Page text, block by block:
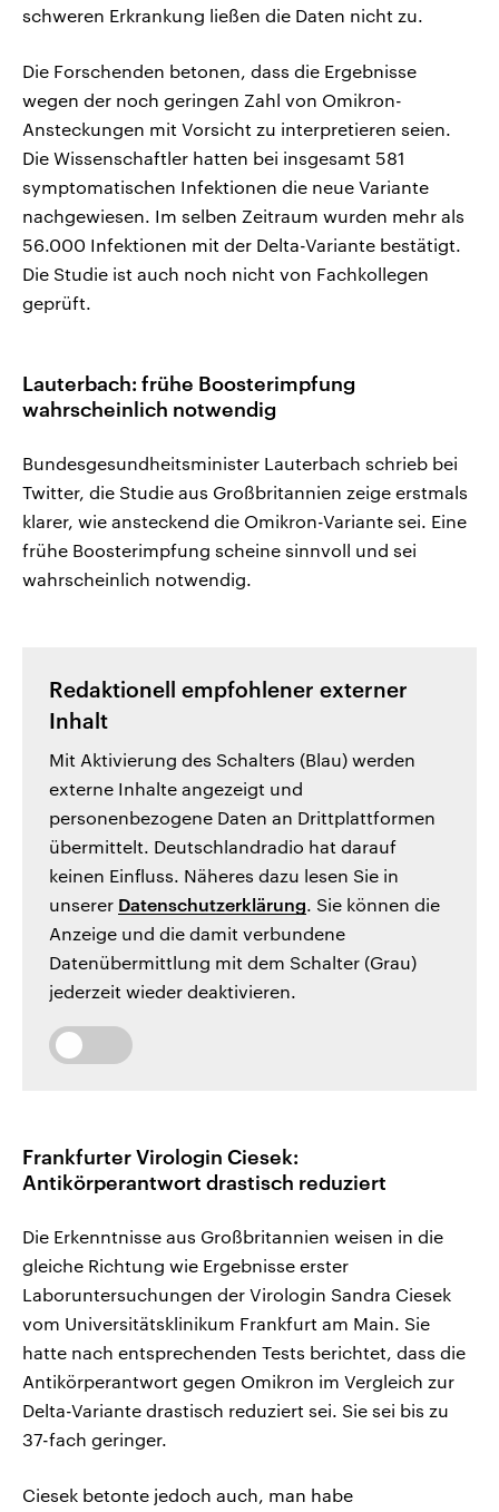
schweren Erkrankung ließen die Daten nicht zu.
Die Forschenden betonen, dass die Ergebnisse
wegen der noch geringen Zahl von Omikron-
Ansteckungen mit Vorsicht zu interpretieren seien.
Die Wissenschaftler hatten bei insgesamt 581
symptomatischen Infektionen die neue Variante
nachgewiesen. Im selben Zeitraum wurden mehr als
56.000 Infektionen mit der Delta-Variante bestätigt.
Die Studie ist auch noch nicht von Fachkollegen
geprüft.
Lauterbach: frühe Boosterimpfung
wahrscheinlich notwendig
Bundesgesundheitsminister Lauterbach schrieb bei
Twitter, die Studie aus Großbritannien zeige erstmals
klarer, wie ansteckend die Omikron-Variante sei. Eine
frühe Boosterimpfung scheine sinnvoll und sei
wahrscheinlich notwendig.
Redaktionell empfohlener externer
Inhalt
Mit Aktivierung des Schalters (Blau) werden
externe Inhalte angezeigt und
personenbezogene Daten an Drittplattformen
übermittelt. Deutschlandradio hat darauf
keinen Einfluss. Näheres dazu lesen Sie in
unserer Datenschutzerklärung. Sie können die
Anzeige und die damit verbundene
Datenübermittlung mit dem Schalter (Grau)
jederzeit wieder deaktivieren.
Frankfurter Virologin Ciesek:
Antikörperantwort drastisch reduziert
Die Erkenntnisse aus Großbritannien weisen in die
gleiche Richtung wie Ergebnisse erster
Laboruntersuchungen der Virologin Sandra Ciesek
vom Universitätsklinikum Frankfurt am Main. Sie
hatte nach entsprechenden Tests berichtet, dass die
Antikörperantwort gegen Omikron im Vergleich zur
Delta-Variante drastisch reduziert sei. Sie sei bis zu
37-fach geringer.
Ciesek betonte jedoch auch, man habe